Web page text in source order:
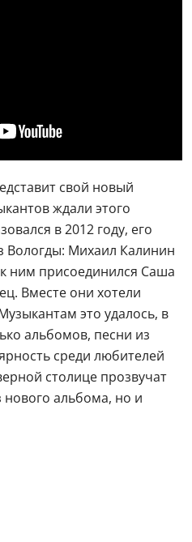
свой новый
ждали этого
в 2012 году, его
Вологды: Михаил Калинин
ним присоединился Саша
Вместе они хотели
это удалось, в
альбомов, песни из
среди любителей
столице прозвучат
альбома, но и